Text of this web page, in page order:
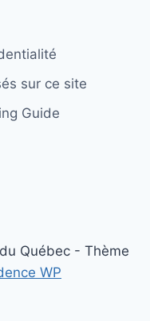
sur ce site
Guide
Québec - Thème
WP